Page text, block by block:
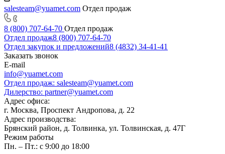
salesteam@yuamet.com Отдел продаж
8 (800) 707-64-70 Отдел продаж
Отдел продаж8 (800) 707-64-70
Отдел закупок и предложений8 (4832) 34-41-41
Заказать звонок
E-mail
info@yuamet.com
Отдел продаж: salesteam@yuamet.com
Дилерство: partner@yuamet.com
Адрес офиса:
г. Москва, Проспект Андропова, д. 22
Адрес производства:
Брянский район, д. Толвинка, ул. Толвинская, д. 47Г
Режим работы
Пн. – Пт.: с 9:00 до 18:00